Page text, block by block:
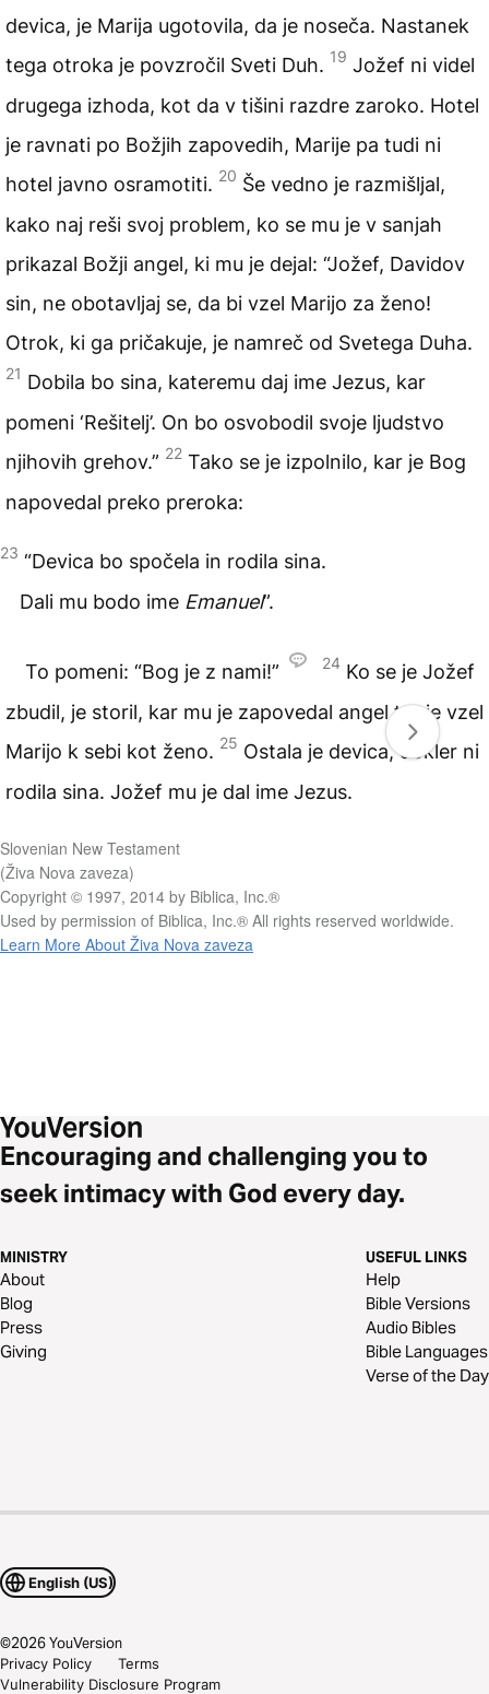
devica, je Marija ugotovila, da je noseča. Nastanek
tega otroka je povzročil Sveti Duh. 19 Jožef ni videl
drugega izhoda, kot da v tišini razdre zaroko. Hotel
je ravnati po Božjih zapovedih, Marije pa tudi ni
hotel javno osramotiti. 20 Še vedno je razmišljal,
kako naj reši svoj problem, ko se mu je v sanjah
prikazal Božji angel, ki mu je dejal: “Jožef, Davidov
sin, ne obotavljaj se, da bi vzel Marijo za ženo!
Otrok, ki ga pričakuje, je namreč od Svetega Duha.
21 Dobila bo sina, kateremu daj ime Jezus, kar
pomeni ‘Rešitelj’. On bo osvobodil svoje ljudstvo
njihovih grehov.” 22 Tako se je izpolnilo, kar je Bog
napovedal preko preroka:
23 “Devica bo spočela in rodila sina.
Dali mu bodo ime Emanuel”.
To pomeni: “Bog je z nami!” 24 Ko se je Jožef
zbudil, je storil, kar mu je zapovedal angel ter je vzel
Marijo k sebi kot ženo. 25 Ostala je devica, dokler ni
rodila sina. Jožef mu je dal ime Jezus.
Slovenian New Testament
(Živa Nova zaveza)
Copyright © 1997, 2014 by Biblica, Inc.®
Used by permission of Biblica, Inc.® All rights reserved worldwide.
Learn More About Živa Nova zaveza
Encouraging and challenging you to
seek intimacy with God every day.
MINISTRY
About
Blog
Press
Giving
USEFUL LINKS
Help
Bible Versions
Audio Bibles
Bible Languages
Verse of the Day
English (US)
©2026YouVersion
Privacy Policy
Terms
Vulnerability Disclosure Program